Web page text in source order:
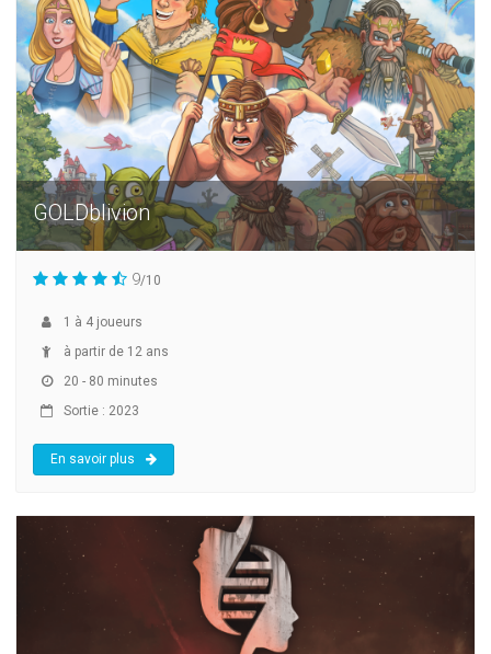
GOLDblivion
9/10
1 à 4 joueurs
à partir de 12 ans
20 - 80 minutes
Sortie : 2023
En savoir plus